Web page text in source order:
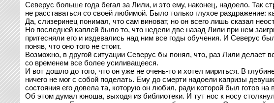
Северус больше года бегал за Лили, и это ему, наконец, надоело. Так
не расставаться со своей любимой. Было только глухое раздражение:
Да, слизеринец понимал, что сам виноват, но он всего лишь сказал
Но последней каплей было то, что недели две назад Лили при нем
притесняли его и издевались над ним все годы обучения. И Северус
поняв, что оно того не стоит.
Возможно, в другой ситуации Северус бы понял, что, раз Лили делает
со временем все более усиливащееся.
И вот дошло до того, что он уже не очень-то и хотел мириться. В
ничего не мог с собой поделать. Ему до смерти надоели капризы
состояния его довела та, которую он любил, ради которой был готов на
Об этом думал юноша, выходя из библиотеки. И тут нос к носу